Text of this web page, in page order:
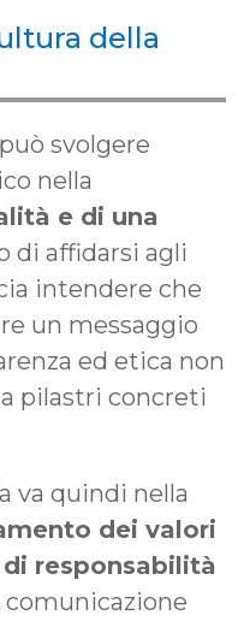
della
svolgere
nella
e di una
di affidarsi agli
intendere che
un messaggio
ed etica non
pilastri concreti
va quindi nella
dei valori
responsabilità
comunicazione